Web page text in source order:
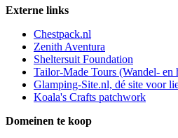
Externe links
Chestpack.nl
Zenith Aventura
Sheltersuit Foundation
Tailor-Made Tours (Wandel-
Glamping-Site.nl, dé site voor
Koala's Crafts patchwork
Domeinen te koop